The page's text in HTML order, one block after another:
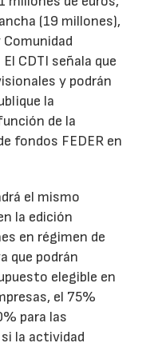
(19 millones),
CDTI señala que
y podrán
la
de la
fondos FEDER en
el mismo
la edición
en régimen de
que podrán
elegible en
el 75%
para las
la actividad